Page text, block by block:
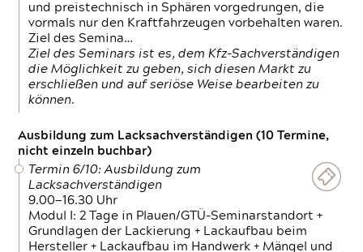
und preistechnisch in Sphären vorgedrungen, die
vormals nur den Kraftfahrzeugen vorbehalten waren.
Ziel des Semina…
Ziel des Seminars ist es, dem Kfz-Sachverständigen
die Möglichkeit zu geben, sich diesen Markt zu
erschließen und auf seriöse Weise bearbeiten zu
können.
Ausbildung zum Lacksachverständigen (10 Termine,
nicht einzeln buchbar)
Termin 6/10: Ausbildung zum
Lacksachverständigen
9.00—16.30 Uhr
Modul I: 2 Tage in Plauen/GTÜ-Seminarstandort +
Grundlagen der Lackierung + Lackaufbau beim
Hersteller + Lackaufbau im Handwerk + Mängel und